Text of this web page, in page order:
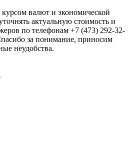
валют и экономической
актуальную стоимость и
по телефонам +7 (473) 292-32-
за понимание, приносим
неудобства.